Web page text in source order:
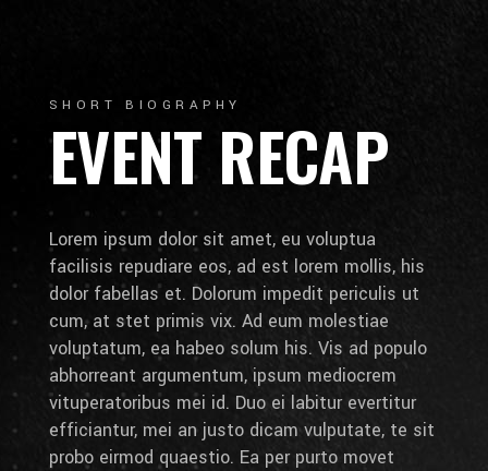
SHORT BIOGRAPHY
EVENT RECAP
Lorem ipsum dolor sit amet, eu voluptua
facilisis repudiare eos, ad est lorem mollis, his
dolor fabellas et. Dolorum impedit periculis ut
cum, at stet primis vix. Ad eum molestiae
voluptatum, ea habeo solum his. Vis ad populo
abhorreant argumentum, ipsum mediocrem
vituperatoribus mei id. Duo ei labitur evertitur
efficiantur, mei an justo dicam vulputate, te sit
probo eirmod quaestio. Ea per purto movet